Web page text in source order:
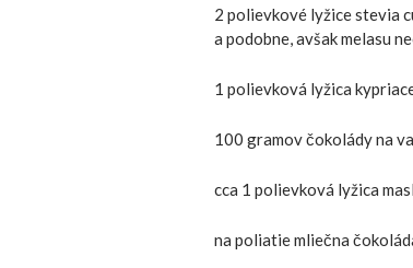
2 polievkové lyžice stevia
a podobne, avšak melasu
1 polievková lyžica
100 gramov čokolády na
cca 1 polievková lyžica
na poliatie mliečna